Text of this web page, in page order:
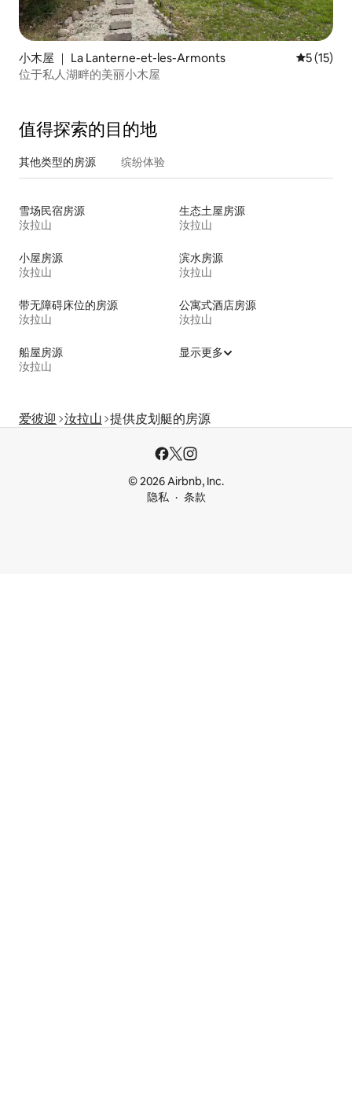
小木屋 ｜ La Lanterne-et-les-Armonts 平均评分
5 (15)
位于私人湖畔的美丽小木屋
值得探索的目的地
其他类型的房源 缤纷体验
雪场民宿房源
汝拉山
生态土屋房源
汝拉山
小屋房源
汝拉山
滨水房源
汝拉山
带无障碍床位的房源
汝拉山
公寓式酒店房源
汝拉山
船屋房源
汝拉山
显示更多
爱彼迎 汝拉山 提供皮划艇的房源
© 2026 Airbnb, Inc.
隐私
条款